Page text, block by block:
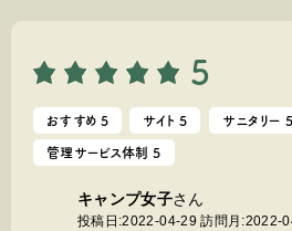
5
おすすめ 5 サイト 5 サニタリー 5
管理サービス体制 5
キャンプ女子さん
投稿日:2022-04-29 訪問月:2022-